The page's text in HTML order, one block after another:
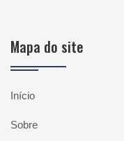
Mapa do site
Início
Sobre